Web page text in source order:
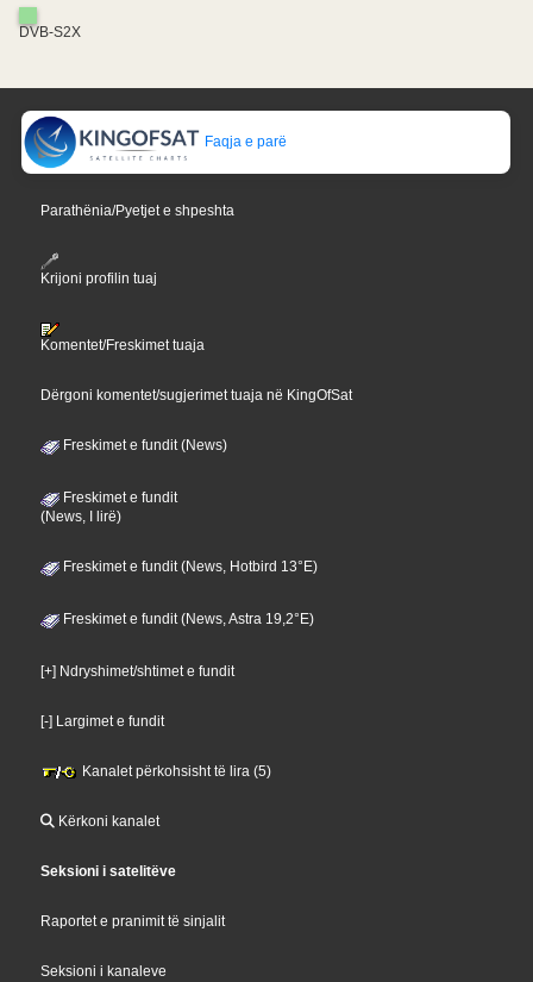
DVB-S2X
Faqja e parë
Parathënia/Pyetjet e shpeshta
Krijoni profilin tuaj
Komentet/Freskimet tuaja
Dërgoni komentet/sugjerimet tuaja në KingOfSat
Freskimet e fundit (News)
Freskimet e fundit
(News, I lirë)
Freskimet e fundit (News, Hotbird 13°E)
Freskimet e fundit (News, Astra 19,2°E)
[+] Ndryshimet/shtimet e fundit
[-] Largimet e fundit
Kanalet përkohsisht të lira (5)
Kërkoni kanalet
Seksioni i satelitëve
Raportet e pranimit të sinjalit
Seksioni i kanaleve